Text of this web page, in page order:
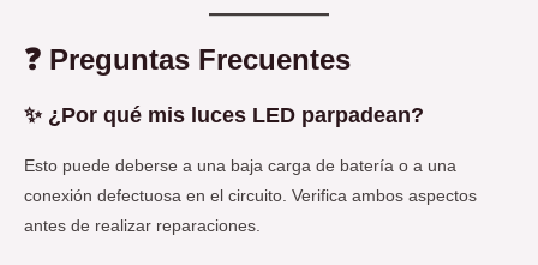
❓ Preguntas Frecuentes
✨ ¿Por qué mis luces LED parpadean?
Esto puede deberse a una baja carga de batería o a una
conexión defectuosa en el circuito. Verifica ambos aspectos
antes de realizar reparaciones.